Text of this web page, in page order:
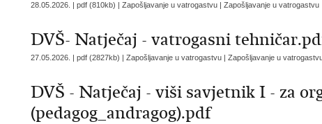
28.05.2026. | pdf (810kb) | Zapošljavanje u vatrogastvu | Zapošljavanje u vatrogastvu
DVŠ- Natječaj - vatrogasni
27.05.2026. | pdf (2827kb) | Zapošljavanje u vatrogastvu | Zapošljavanje u
DVŠ - Natječaj - viši savjetnik I - za
(pedagog_andragog).pdf